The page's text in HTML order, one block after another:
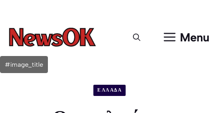
περιεχόμενο
Menu
#image_title
ΕΛΛΑΔΑ